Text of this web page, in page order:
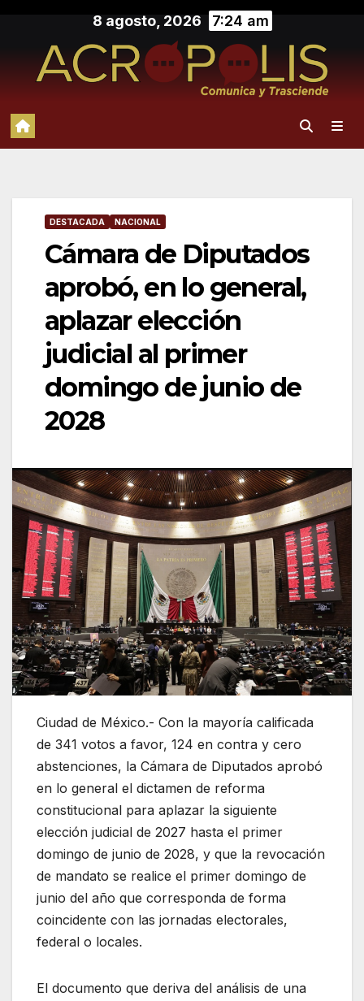
contenido
8 agosto, 2026 7:24 am
DESTACADA NACIONAL
Cámara de Diputados
aprobó, en lo general,
aplazar elección
judicial al primer
domingo de junio de
2028
Ciudad de México.- Con la mayoría calificada
de 341 votos a favor, 124 en contra y cero
abstenciones, la Cámara de Diputados aprobó
en lo general el dictamen de reforma
constitucional para aplazar la siguiente
elección judicial de 2027 hasta el primer
domingo de junio de 2028, y que la revocación
de mandato se realice el primer domingo de
junio del año que corresponda de forma
coincidente con las jornadas electorales,
federal o locales.
El documento que deriva del análisis de una